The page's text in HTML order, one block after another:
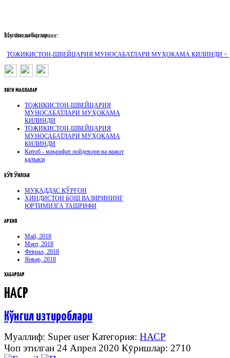
Муҳим хабарлар :
ТОЖИКИСТОН-ШВЕЙЦАРИЯ МУНОСАБАТЛАРИ МУҲОКАМА ҚИЛИНДИ >
Биз билан боғланинг:
ЯНГИ МАҚОЛАЛАР
ТОЖИКИСТОН-ШВЕЙЦАРИЯ
МУНОСАБАТЛАРИ МУҲОКАМА
ҚИЛИНДИ
ТОЖИКИСТОН-ШВЕЙЦАРИЯ
МУНОСАБАТЛАРИ МУҲОКАМА
ҚИЛИНДИ
Китоб - маърифат пойдевори ва нажот
қалъаси
КӮП ӮҚИЛГАН
МУҚАДДАС ҚЎРҒОН
ҲИНДИСТОН БОШ ВАЗИРИНИНГ
ЮРТИМИЗГА ТАШРИФИ
АРХИВ
Май, 2018
Март, 2018
Феврал, 2018
Январ, 2018
ХАБАРЛАР
НАСР
Кўнгил изтироблари
Муаллиф: Super userКатегория: НАСР
Чоп этилган 24 Апрел 2020 Кӯришлар: 2710